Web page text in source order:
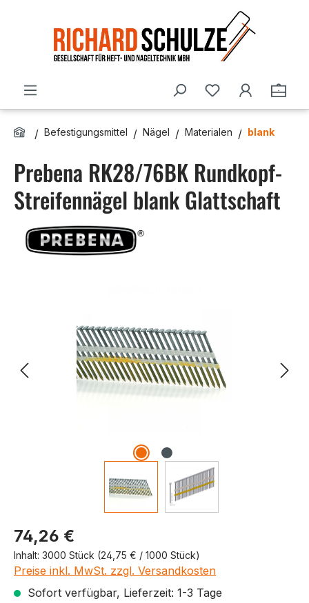
Du hast 0
Befestigungsmittel Nägel Materialen blank
Prebena RK28/76BK Rundkopf-
Streifennägel blank Glattschaft
Produktpreis
74,26 €
Inhalt: 3000 Stück (24,75 € / 1000 Stück)
Preise inkl. MwSt. zzgl. Versandkosten
Sofort verfügbar, Lieferzeit: 1-3 Tage